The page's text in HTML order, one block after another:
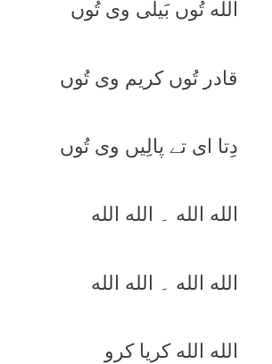
الله تُوں بَيلی وی تُوں
قادر تُوں کريم وی تُوں
دِتا ای تے پالِيں وی تُوں
الله الله ۔ الله الله
الله الله ۔ الله الله
الله الله کريا کرو